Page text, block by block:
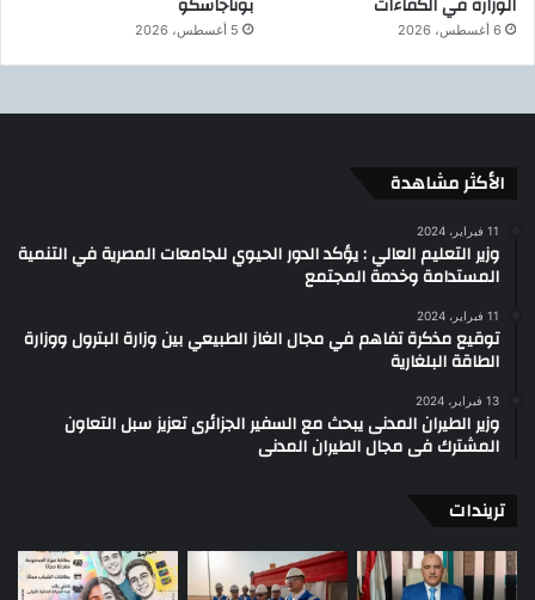
الوزارة في الكفاءات
6 أغسطس، 2026
بوتاجاسكو
5 أغسطس، 2026
الأكثر مشاهدة
11 فبراير، 2024
وزير التعليم العالي : يؤكد الدور الحيوي للجامعات المصرية في التنمية
المستدامة وخدمة المجتمع
11 فبراير، 2024
توقيع مذكرة تفاهم في مجال الغاز الطبيعي بين وزارة البترول ووزارة
الطاقة البلغارية
13 فبراير، 2024
وزير الطيران المدنى يبحث مع السفير الجزائرى تعزيز سبل التعاون
المشترك فى مجال الطيران المدنى
تريندات